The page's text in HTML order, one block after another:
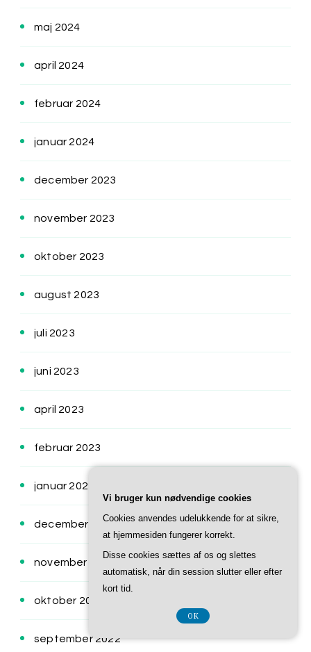
maj 2024
april 2024
februar 2024
januar 2024
december 2023
november 2023
oktober 2023
august 2023
juli 2023
juni 2023
april 2023
februar 2023
januar 2023
december 2022
november 2022
oktober 2022
september 2022
Vi bruger kun nødvendige cookies
Cookies anvendes udelukkende for at sikre,
at hjemmesiden fungerer korrekt.
Disse cookies sættes af os og slettes
automatisk, når din session slutter eller efter
kort tid.
OK